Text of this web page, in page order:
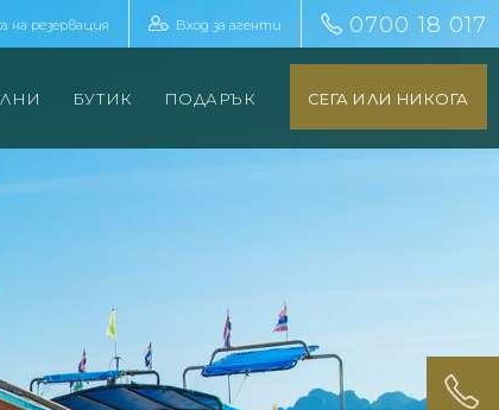
0700 18 017
Вход за агенти
на резервация
СЕГА ИЛИ НИКОГА
БУТИК ПОДАРЪК